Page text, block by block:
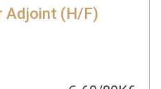
Adjoint (H/F)